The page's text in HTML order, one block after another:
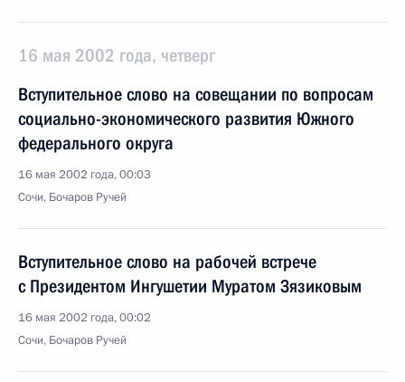
16 мая 2002 года, четверг
Вступительное слово на совещании по вопросам
социально-экономического развития Южного
федерального округа
16 мая 2002 года, 00:03
Сочи, Бочаров Ручей
Вступительное слово на рабочей встрече
с Президентом Ингушетии Муратом Зязиковым
16 мая 2002 года, 00:02
Сочи, Бочаров Ручей